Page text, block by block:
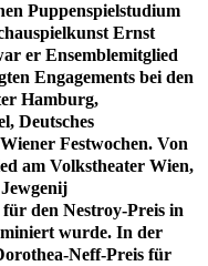
Puppenspielstudium
Ernst
er Ensemblemitglied
Engagements bei den
Hamburg,
Deutsches
Festwochen. Von
am Volkstheater Wien,
für den Nestroy-Preis in
wurde. In der
Neff-Preis für